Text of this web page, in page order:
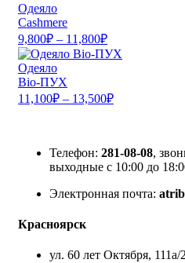
Одеяло
Cashmere
9,800₽ – 11,800₽
Одеяло
Bio-ПУХ
11,100₽ – 13,500₽
Телефон: 281-08-08,
выходные с 10:00 до
Электронная почта:
Красноярск
ул. 60 лет Октября, 111а/2